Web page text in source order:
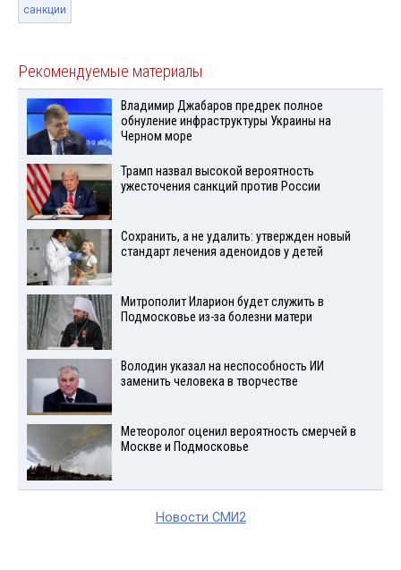
санкции
Рекомендуемые материалы
Владимир Джабаров предрек полное
обнуление инфраструктуры Украины на
Черном море
Трамп назвал высокой вероятность
ужесточения санкций против России
Сохранить, а не удалить: утвержден новый
стандарт лечения аденоидов у детей
Митрополит Иларион будет служить в
Подмосковье из-за болезни матери
Володин указал на неспособность ИИ
заменить человека в творчестве
Метеоролог оценил вероятность смерчей в
Москве и Подмосковье
Новости СМИ2